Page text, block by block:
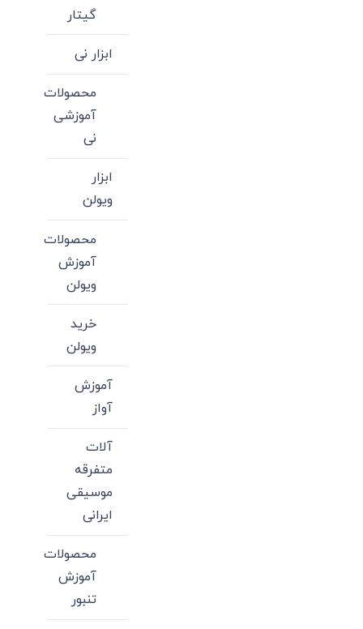
گیتار
ابزار نی
محصولات
آموزشی
نی
ابزار
ویولن
محصولات
آموزش
ویولن
خرید
ویولن
آموزش
آواز
آلات
متفرقه
موسیقی
ایرانی
محصولات
آموزش
تنبور